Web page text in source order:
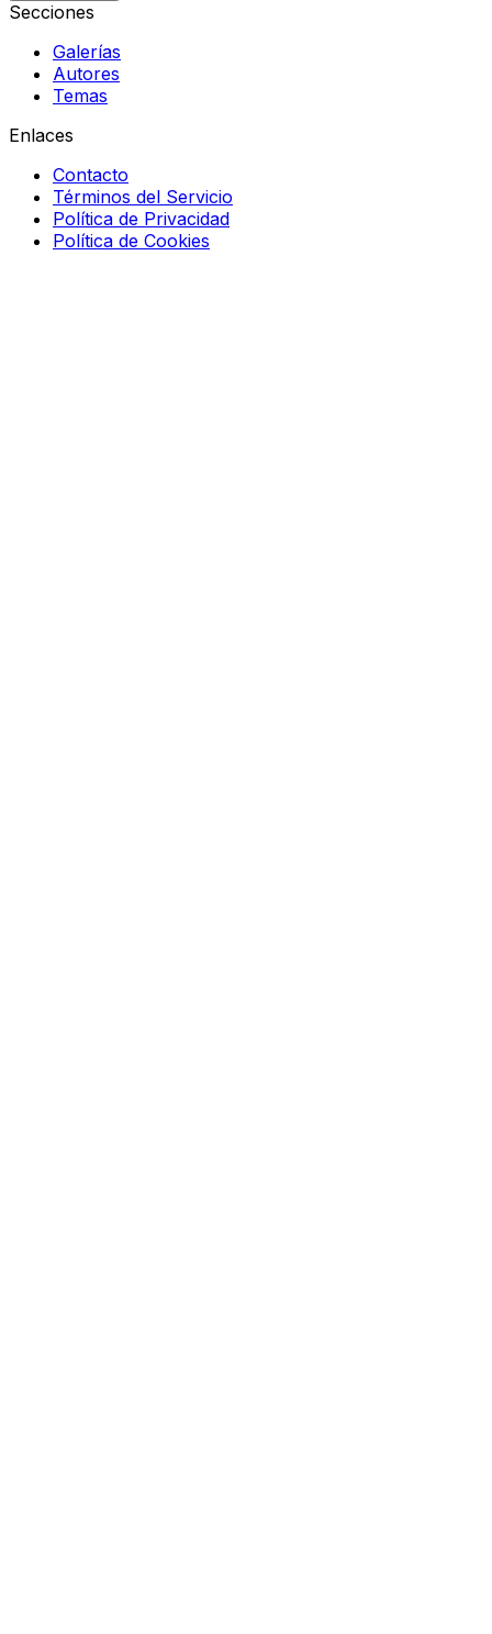
Secciones
Galerías
Autores
Temas
Enlaces
Contacto
Términos del Servicio
Política de Privacidad
Política de Cookies